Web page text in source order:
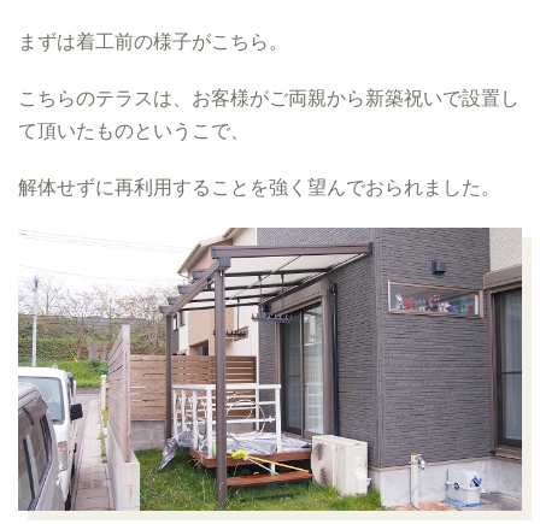
まずは着工前の様子がこちら。
こちらのテラスは、お客様がご両親から新築祝いで設置し
て頂いたものというこで、
解体せずに再利用することを強く望んでおられました。